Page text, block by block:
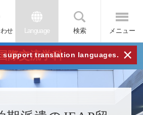
せ Language 検索 メニュー
support translation languages. ×
際交流学科